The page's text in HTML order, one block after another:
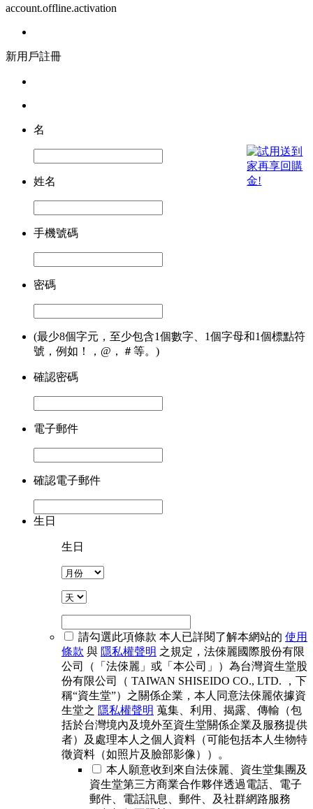
account.offline.activation
新用戶註冊
名
姓名
手機號碼
密碼
(最少8個字元，至少包含1個數字、1個字母和1個標點符
號，例如！，@，＃等。)
確認密碼
電子郵件
確認電子郵件
生日
生日
請勾選此項條款 本人已詳閱了解本網站的 使用
條款 與 隱私權聲明 之規定，法倈麗國際股份有限
公司（「法倈麗」或「本公司」）為台灣資生堂股
份有限公司（ TAIWAN SHISEIDO CO., LTD. ，下
稱“資生堂”）之關係企業，本人同意法倈麗依據資
生堂之 隱私權聲明 蒐集、利用、揭露、傳輸（包
括於台灣境內及境外至資生堂關係企業及服務提供
者）及處理本人之個人資料（可能包括本人生物特
徵資料（如照片及臉部影像））。
本人願意收到來自法倈麗、資生堂集團及
資生堂第三方商業合作夥伴透過電話、電子
郵件、電話訊息、郵件、及社群網路服務